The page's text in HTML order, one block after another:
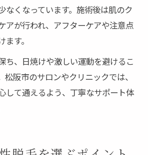
なくなっています。施術後は肌のク
アが行われ、アフターケアや注意点
す。
ち、日焼けや激しい運動を避けるこ
松阪市のサロンやクリニックでは、
して通えるよう、丁寧なサポート体